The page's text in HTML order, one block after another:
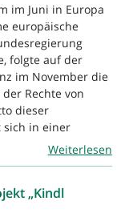
im Juni in Europa
europäische
folgte auf der
im November die
Rechte von
dieser
sich in einer
Weiterlesen
„Kindl